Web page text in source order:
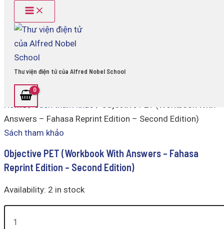
content
Main
Menu
Thư viện điện tử của Alfred Nobel School
Home/Sách tham khảo / Objective PET (Workbook With
Answers – Fahasa Reprint Edition – Second Edition)
Sách tham khảo
Objective PET (Workbook With Answers – Fahasa
Reprint Edition – Second Edition)
Availability: 2 in stock
(Workbook
Answers
Reprint
Edition
Edition)
quantity